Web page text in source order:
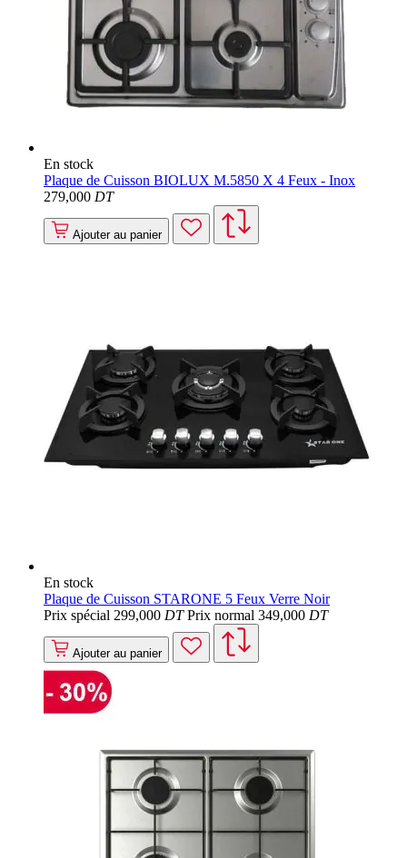
En stock
Plaque de Cuisson BIOLUX M.5850 X 4 Feux - Inox
279,000 DT
Ajouter au panier
En stock
Plaque de Cuisson STARONE 5 Feux Verre Noir
Prix spécial 299,000 DT Prix normal 349,000 DT
Ajouter au panier